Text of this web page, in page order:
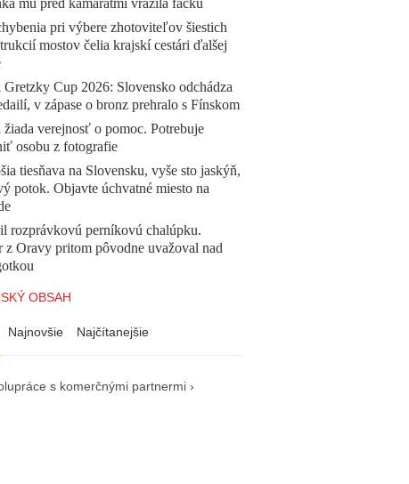
mu pred kamarátmi vrazila facku
pri výbere zhotoviteľov šiestich
mostov čelia krajskí cestári ďalšej
Cup 2026: Slovensko odchádza
v zápase o bronz prehralo s Fínskom
žiada verejnosť o pomoc. Potrebuje
osobu z fotografie
tiesňava na Slovensku, vyše sto jaskýň,
potok. Objavte úchvatné miesto na
rozprávkovú perníkovú chalúpku.
z Oravy pritom pôvodne uvažoval nad
OBSAH
Najnovšie Najčítanejšie
s komerčnými partnermi ›